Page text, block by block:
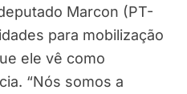
Marcon (PT-
para mobilização
ele vê como
“Nós somos a